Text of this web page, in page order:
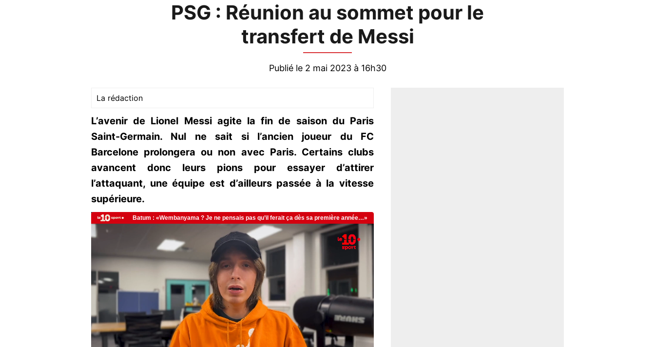
PSG : Réunion au sommet pour le
transfert de Messi
Publié le 2 mai 2023 à 16h30
La rédaction
L’avenir de Lionel Messi agite la fin de saison du Paris
Saint-Germain. Nul ne sait si l’ancien joueur du FC
Barcelone prolongera ou non avec Paris. Certains clubs
avancent donc leurs pions pour essayer d’attirer
l’attaquant, une équipe est d’ailleurs passée à la vitesse
supérieure.